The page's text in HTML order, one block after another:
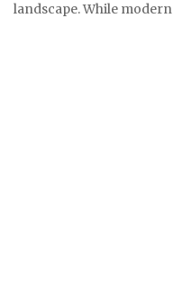
landscape. While